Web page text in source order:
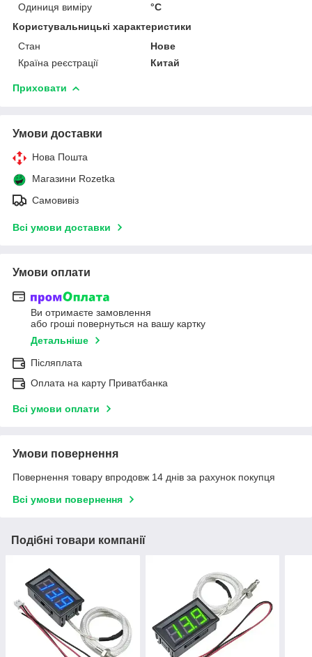
Одиниця виміру
°С
Користувальницькі характеристики
Стан
Нове
Країна реєстрації
Китай
Приховати
Умови доставки
Нова Пошта
Магазини Rozetka
Самовивіз
Всі умови доставки
Умови оплати
Ви отримаєте замовлення
або гроші повернуться на вашу картку
Детальніше
Післяплата
Оплата на карту Приватбанка
Всі умови оплати
Умови повернення
Повернення товару впродовж 14 днів за рахунок покупця
Всі умови повернення
Подібні товари компанії